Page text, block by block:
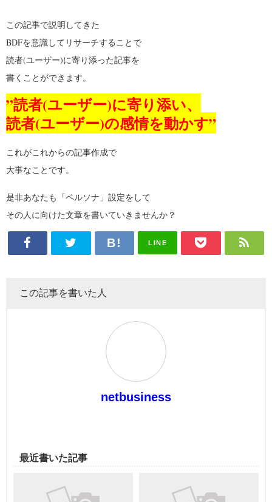
この記事で説明してきた
BDFを意識してリサーチすることで
読者(ユーザー)に寄り添った記事を
書くことができます。
”読者(ユーザー)に寄り添い、
読者(ユーザー)の感情を動かす”
これがこれからの記事作成で
大事なことです。
是非あなたも「ペルソナ」設定をして
その人に向けた文章を書いていきませんか？
LINE
この記事を書いた人
netbusiness
最近書いた記事